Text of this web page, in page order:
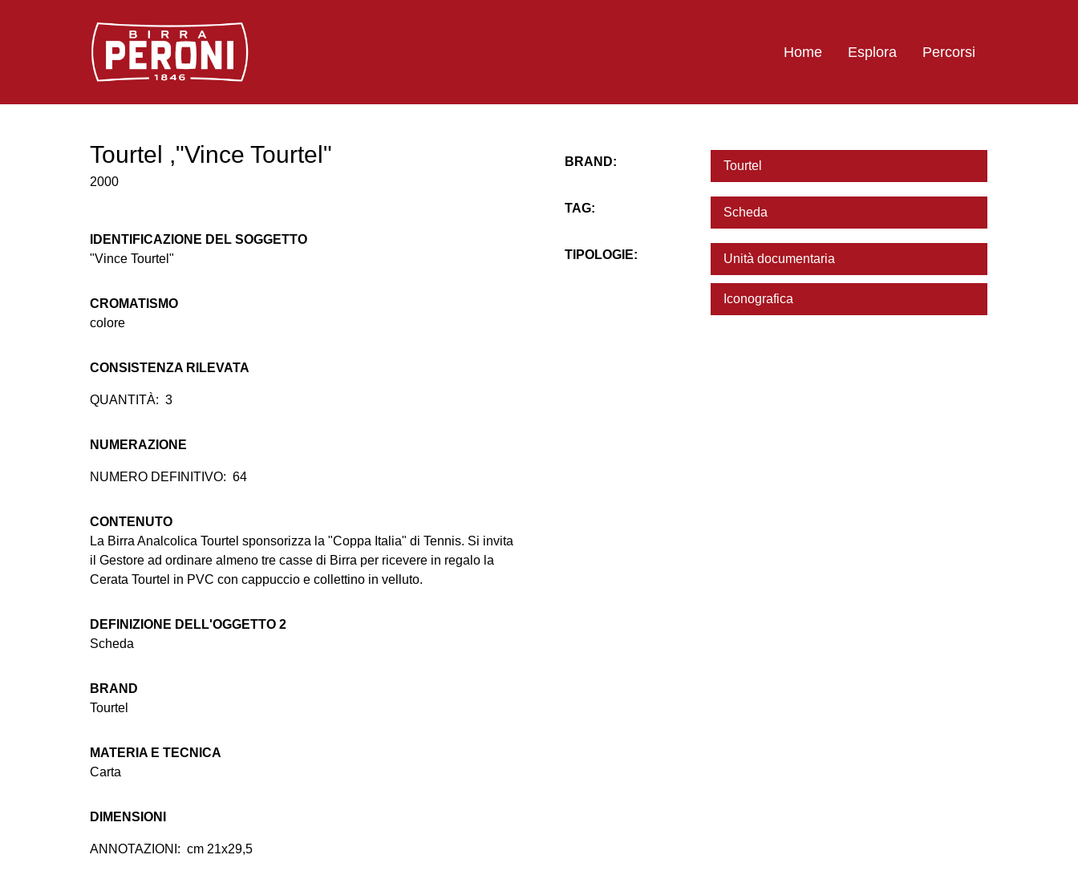
Logo Birra Peroni
Home Esplora Percorsi
Tourtel ,"Vince Tourtel"
2000
IDENTIFICAZIONE DEL SOGGETTO
"Vince Tourtel"
CROMATISMO
colore
CONSISTENZA RILEVATA
QUANTITÀ: 3
NUMERAZIONE
NUMERO DEFINITIVO: 64
CONTENUTO
La Birra Analcolica Tourtel sponsorizza la "Coppa Italia" di Tennis. Si invita
il Gestore ad ordinare almeno tre casse di Birra per ricevere in regalo la
Cerata Tourtel in PVC con cappuccio e collettino in velluto.
DEFINIZIONE DELL'OGGETTO 2
Scheda
BRAND
Tourtel
MATERIA E TECNICA
Carta
DIMENSIONI
ANNOTAZIONI: cm 21x29,5
BRAND: Tourtel
TAG: Scheda
TIPOLOGIE: Unità documentaria
Iconografica